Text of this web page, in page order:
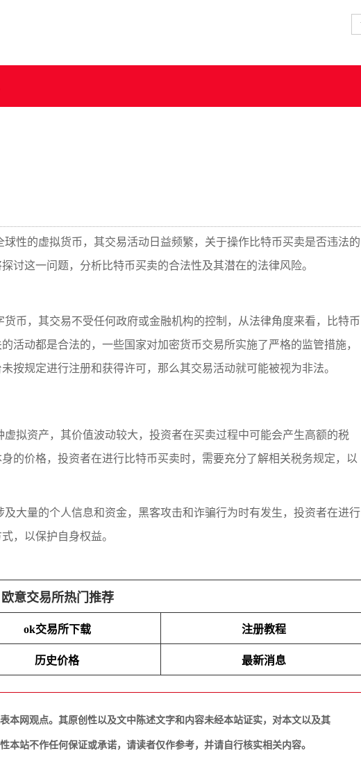
性的虚拟货币，其交易活动日益频繁，关于操作比特币买卖是否违法的
讨这一问题，分析比特币买卖的合法性及其潜在的法律风险。
币，其交易不受任何政府或金融机构的控制，从法律角度来看，比特币
活动都是合法的，一些国家对加密货币交易所实施了严格的监管措施，
按规定进行注册和获得许可，那么其交易活动就可能被视为非法。
拟资产，其价值波动较大，投资者在买卖过程中可能会产生高额的税
的价格，投资者在进行比特币买卖时，需要充分了解相关税务规定，以
大量的个人信息和资金，黑客攻击和诈骗行为时有发生，投资者在进行
，以保护自身权益。
欧意交易所热门推荐
ok交易所下载 注册教程
历史价格 最新消息
本网观点。其原创性以及文中陈述文字和内容未经本站证实，对本文以及其
本站不作任何保证或承诺，请读者仅作参考，并请自行核实相关内容。